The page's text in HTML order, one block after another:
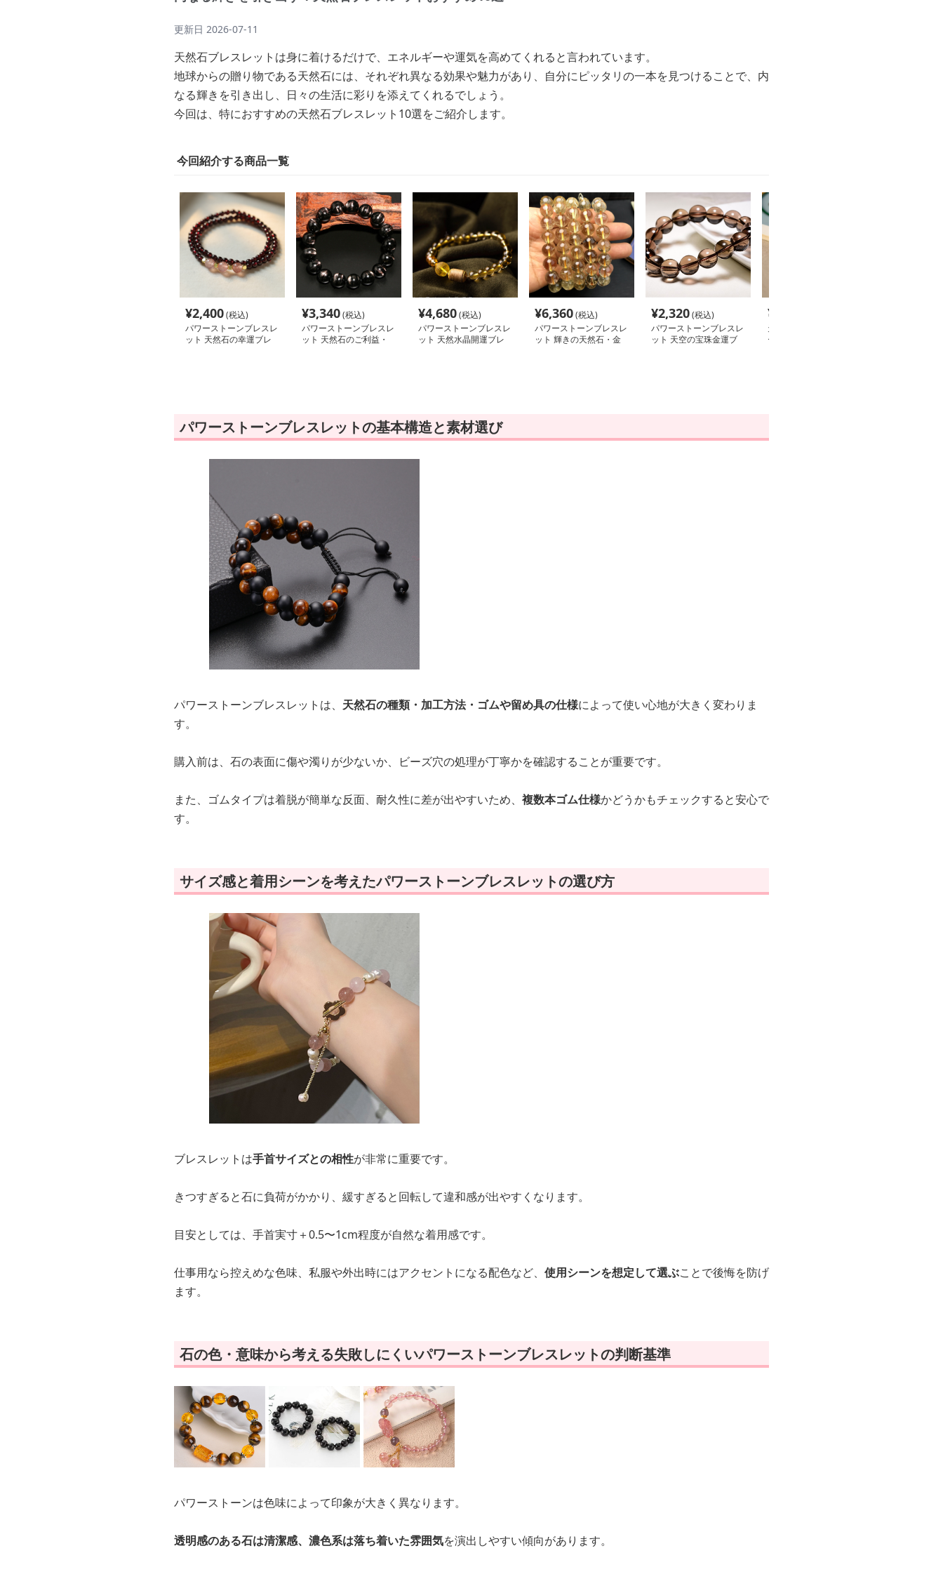
更新日 2026-07-11
天然石ブレスレットは身に着けるだけで、エネルギーや運気を高めてくれると言われています。
地球からの贈り物である天然石には、それぞれ異なる効果や魅力があり、自分にピッタリの一本を見つけることで、内
なる輝きを引き出し、日々の生活に彩りを添えてくれるでしょう。
今回は、特におすすめの天然石ブレスレット10選をご紹介します。
今回紹介する商品一覧
¥2,400(税込)
パワーストーンブレスレ
ット 天然石の幸運ブレ
¥3,340(税込)
パワーストーンブレスレ
ット 天然石のご利益・
¥4,680(税込)
パワーストーンブレスレ
ット 天然水晶開運ブレ
¥6,360(税込)
パワーストーンブレスレ
ット 輝きの天然石・金
¥2,320(税込)
パワーストーンブレスレ
ット 天空の宝珠金運ブ
¥
天然石の願掛け財布パワ
ーストーンブレスレット
パワーストーンブレスレットの基本構造と素材選び
パワーストーンブレスレットは、 天然石の種類・加工方法・ゴムや留め具の仕様によって使い心地が大きく変わりま
す。
購入前は、石の表面に傷や濁りが少ないか、ビーズ穴の処理が丁寧かを確認することが重要です。
また、ゴムタイプは着脱が簡単な反面、耐久性に差が出やすいため、 複数本ゴム仕様かどうかもチェックすると安心で
す。
サイズ感と着用シーンを考えたパワーストーンブレスレットの選び方
ブレスレットは手首サイズとの相性が非常に重要です。
きつすぎると石に負荷がかかり、緩すぎると回転して違和感が出やすくなります。
目安としては、手首実寸＋0.5〜1cm程度が自然な着用感です。
仕事用なら控えめな色味、私服や外出時にはアクセントになる配色など、 使用シーンを想定して選ぶことで後悔を防げ
ます。
石の色・意味から考える失敗しにくいパワーストーンブレスレットの判断基準
パワーストーンは色味によって印象が大きく異なります。
透明感のある石は清潔感、濃色系は落ち着いた雰囲気を演出しやすい傾向があります。